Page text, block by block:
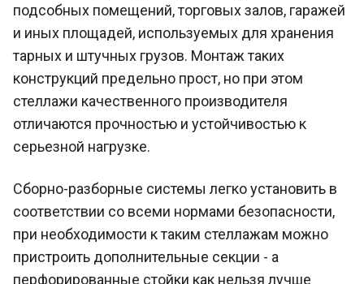
подсобных помещений, торговых залов, гаражей
и иных площадей, используемых для хранения
тарных и штучных грузов. Монтаж таких
конструкций предельно прост, но при этом
стеллажи качественного производителя
отличаются прочностью и устойчивостью к
серьезной нагрузке.
Сборно-разборные системы легко установить в
соответствии со всеми нормами безопасности,
при необходимости к таким стеллажам можно
пристроить дополнительные секции - а
перфорированные стойки как нельзя лучше